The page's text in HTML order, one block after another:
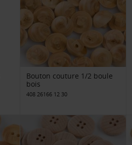
Bouton couture 1/2 boule
bois
408 26166 12 30